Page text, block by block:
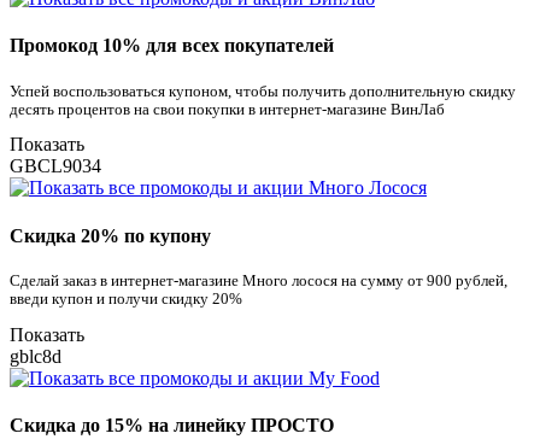
Промокод 10% для всех покупателей
Успей воспользоваться купоном, чтобы получить дополнительную скидку
десять процентов на свои покупки в интернет-магазине ВинЛаб
Показать
GBCL9034
Скидка 20% по купону
Сделай заказ в интернет-магазине Много лосося на сумму от 900 рублей,
введи купон и получи скидку 20%
Показать
gblc8d
Скидка до 15% на линейку ПРОСТО